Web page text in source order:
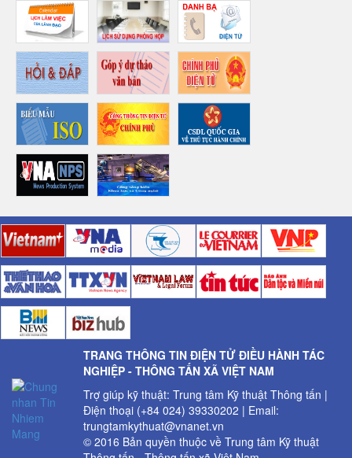
TRANG THÔNG TIN ĐIỆN TỬ ĐIỀU HÀNH TÁC
NGHIỆP - THÔNG TẤN XÃ VIỆT NAM
Trợ giúp kỹ thuật: Trung tâm Kỹ thuật Thông tấn |
Điện thoại (+84 024) 39330202 | Email:
trungtamkythuat@vnanet.vn
© 2016 Bản quyền thuộc về Trung tâm Kỹ thuật